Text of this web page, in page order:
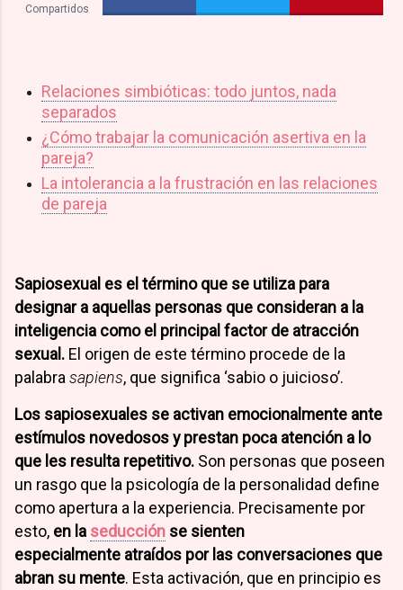
Compartidos
Relaciones simbióticas: todo juntos, nada
separados
¿Cómo trabajar la comunicación asertiva en la
pareja?
La intolerancia a la frustración en las relaciones
de pareja
Sapiosexual es el término que se utiliza para
designar a aquellas personas que consideran a la
inteligencia como el principal factor de atracción
sexual. El origen de este término procede de la
palabra sapiens, que significa ‘sabio o juicioso’.
Los sapiosexuales se activan emocionalmente ante
estímulos novedososy prestan poca atención a lo
que les resulta repetitivo. Son personas que poseen
un rasgo que la psicología de la personalidad define
como apertura a la experiencia. Precisamente por
esto, en la seducción se sienten
especialmente atraídos por las conversaciones que
abran su mente. Esta activación, que en principio es